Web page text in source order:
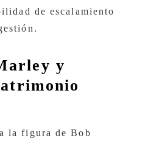
de escalamiento
y
la figura de Bob